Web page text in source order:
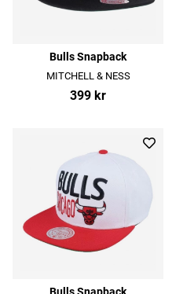
Bulls Snapback
MITCHELL & NESS
399 kr